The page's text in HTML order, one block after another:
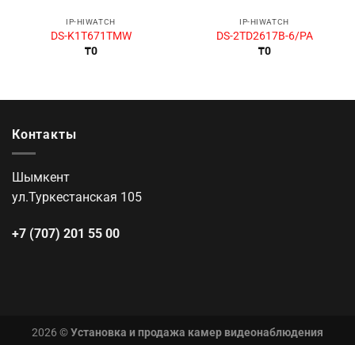
IP-HIWATCH
DS-K1T671TMW
₸0
IP-HIWATCH
DS-2TD2617B-6/PA
₸0
Контакты
Шымкент
ул.Туркестанская 105
+7 (707) 201 55 00
2026 ©Установка и продажа камер видеонаблюдения